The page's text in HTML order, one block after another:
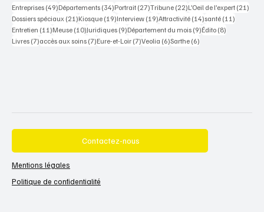
Entreprises (49)49 posts
Départements (34)34 posts
Portrait (27)27 posts
Tribune (22)22 posts
L’Oeil de l’expert (21)
Dossiers spéciaux (21)21 posts
Kiosque (19)19 posts
Interview (19)19 posts
Attractivité (14)14 posts
santé (11)
Entretien (11)11 posts
Meuse (10)10 posts
Juridiques (9)9 posts
Département du mois (9)9 posts
Édito (8)
Livres (7)7 posts
accès aux soins (7)7 posts
Eure-et-Loir (7)7 posts
Veolia (6)6 posts
Sarthe (6)
Contactez-nous
Mentions légales
Politique de confidentialité